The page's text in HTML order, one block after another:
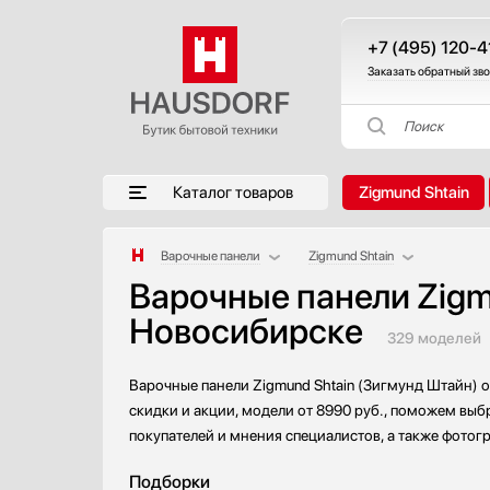
+7 (495) 120-
Заказать обратный
Поиск
Каталог товаров Zigmund Shtain
Варочные панели
Аксессуары
Аксессуары и принадлежности
Акустические системы
Беспроводные акустические системы
Вакуумные упаковщики
Zigmund Shtain
AEG
Barazza
Варочные панели
Новосибирске
329 моделей
Варочные панели Zigmund Shtain (Зигмунд Штайн)
скидки и акции, модели от 8990 руб., поможем
покупателей и мнения специалистов, а также
Подборки